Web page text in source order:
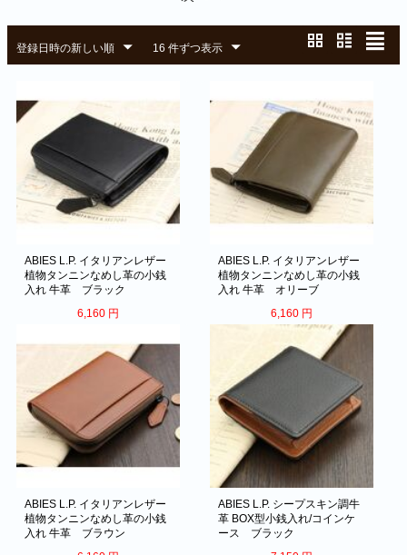
登録日時の新しい順 16 件ずつ表示
ABIES L.P. イタリアンレザー
植物タンニンなめし革の小銭
入れ 牛革 ブラック
6,160 円
ABIES L.P. イタリアンレザー
植物タンニンなめし革の小銭
入れ 牛革 オリーブ
6,160 円
ABIES L.P. イタリアンレザー
植物タンニンなめし革の小銭
入れ 牛革 ブラウン
ABIES L.P. シープスキン調牛
革 BOX型小銭入れ/コインケ
ース ブラック